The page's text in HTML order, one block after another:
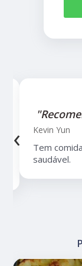
Kevin Yun
Tem
saudável.
‹